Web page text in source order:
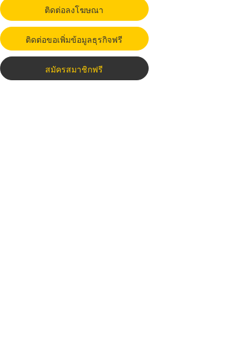
ติดต่อลงโฆษณา
ติดต่อขอเพิ่มข้อมูลธุรกิจฟรี
สมัครสมาชิกฟรี